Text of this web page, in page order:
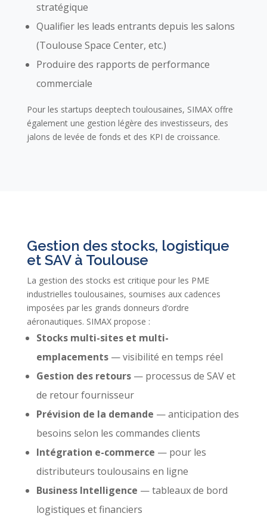
stratégique
Qualifier les leads entrants depuis les salons
(Toulouse Space Center, etc.)
Produire des rapports de performance
commerciale
Pour les startups deeptech toulousaines, SIMAX offre
également une gestion légère des investisseurs, des
jalons de levée de fonds et des KPI de croissance.
Gestion des stocks, logistique
et SAV à Toulouse
La gestion des stocks est critique pour les PME
industrielles toulousaines, soumises aux cadences
imposées par les grands donneurs d’ordre
aéronautiques. SIMAX propose :
Stocks multi-sites et multi-
emplacements— visibilité en temps réel
Gestion des retours— processus de SAV et
de retour fournisseur
Prévision de la demande — anticipation des
besoins selon les commandes clients
Intégration e-commerce — pour les
distributeurs toulousains en ligne
Business Intelligence — tableaux de bord
logistiques et financiers